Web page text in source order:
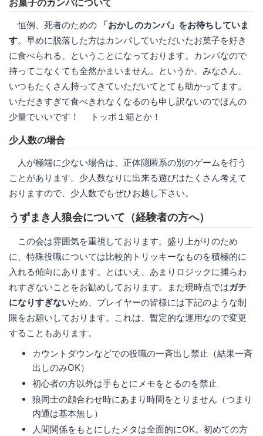
お菓子のカンパについて
恒例、死者のための
「おかしのカンパ」をお待ちしていま
す。早めに脱落した方はカンパしていただいたお菓子を好き
に食べられる、ということになっております。カンパなので
持ってこなくても全然かまいません。というか、みなさん、
いつもたくさん持ってきていただいてとても助かってます。
いただきすぎて食べきれなくなるのも申し訳ないのでほんの
少量でいいです！ トッポ１箱とか！
少人数の場合
人が極端に少ない場合は、正体隠匿系の別のゲームを行う
ことがあります。少人数なりに出来る遊びはたくさん考えて
おりますので、少人数でもぜひお越し下さい。
うずまき人狼会について（経験者の方へ）
この会は雰囲気を重視しております。盛り上がりのため
に、特殊役職については比較的トリッキーなものを積極的に
入れる傾向にあります。とはいえ、あまりロジックに捕らわ
れすぎないことをお勧めしております。また現時点ではガチ
になりすぎないため、プレイヤーの皆様には下記のような制
限をお願いしております。これは、暫定的な運用なので変更
することもあります。
カウントダウンなどでの役職の一斉出し禁止（結果一斉
出しのみOK）
初心者の方以外は手もとにメモをとるのを禁止
狼同士の顔合わせ時にあまり時間をとりません（つまり
内通は基本無し）
人間関係をもとにしたメタは全面的にOK。初めての方